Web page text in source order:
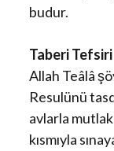
budur.
Taberi Tefsiri
Allah Teâlâ
Resulünü
avlarla
kısmıyla